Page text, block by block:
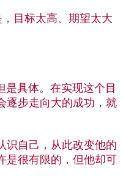
目标太高、期望太大
具体。在实现这个目
逐步走向大的成功，就
自己，从此改变他的
是很有限的，但他却可